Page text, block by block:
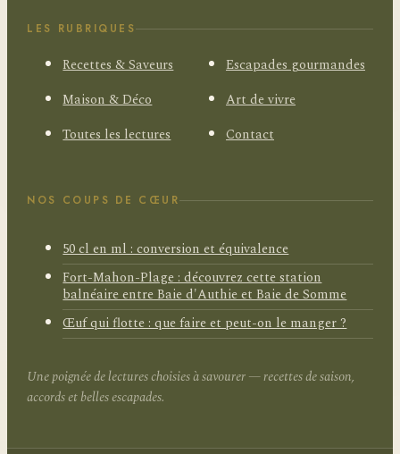
LES RUBRIQUES
Recettes & Saveurs
Escapades gourmandes
Maison & Déco
Art de vivre
Toutes les lectures
Contact
NOS COUPS DE CŒUR
50 cl en ml : conversion et équivalence
Fort-Mahon-Plage : découvrez cette station
balnéaire entre Baie d'Authie et Baie de Somme
Œuf qui flotte : que faire et peut-on le manger ?
Une poignée de lectures choisies à savourer — recettes de saison,
accords et belles escapades.